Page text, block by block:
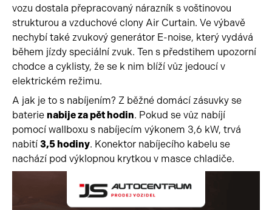
vozu dostala přepracovaný nárazník s voštinovou
strukturou a vzduchové clony Air Curtain. Ve výbavě
nechybí také zvukový generátor E-noise, který vydává
během jízdy speciální zvuk. Ten s předstihem upozorní
chodce a cyklisty, že se k nim blíží vůz jedoucí v
elektrickém režimu.
A jak je to s nabíjením? Z běžné domácí zásuvky se
baterie nabije za pět hodin. Pokud se vůz nabíjí
pomocí wallboxu s nabíjecím výkonem 3,6 kW, trvá
nabití 3,5 hodiny. Konektor nabíjecího kabelu se
nachází pod výklopnou krytkou v masce chladiče.